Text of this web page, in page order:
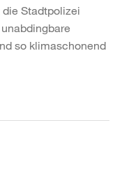
Stadtpolizei
so klimaschonend